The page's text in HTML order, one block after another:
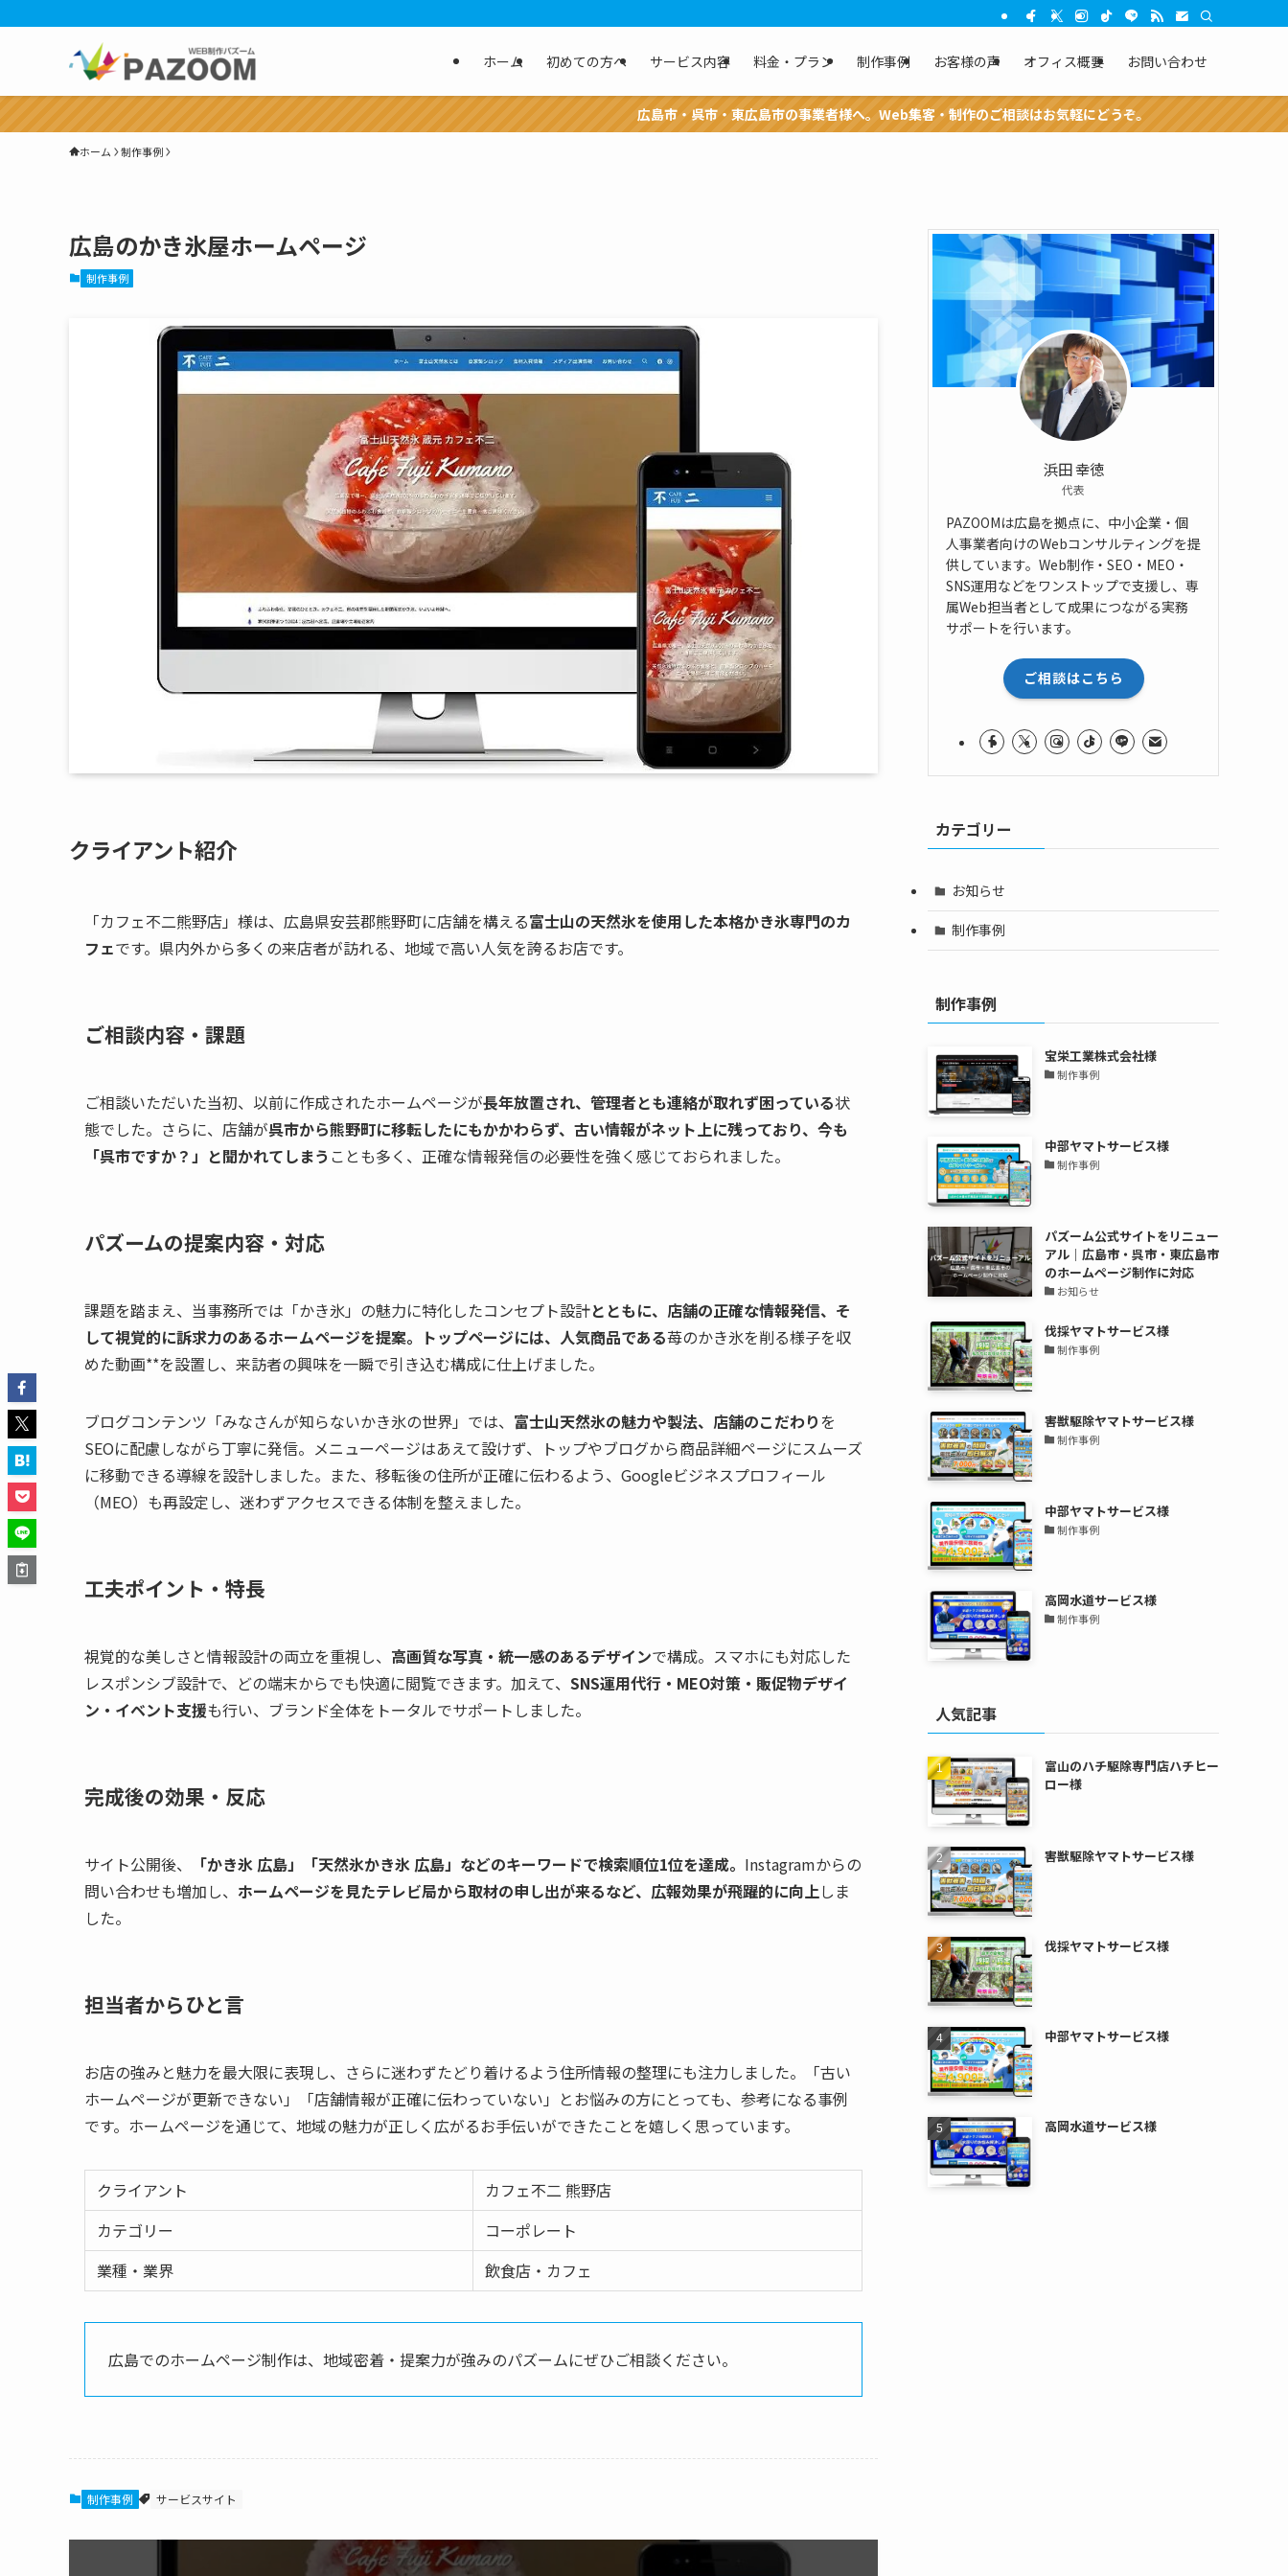
ホーム 初めての方へ サービス内容 料金・プラン 制作事例 お客様の声 オフィス概要 お問い合わせ
広島市・呉市・東広島市の事業者様へ。Web集客・制作のご相談はお気軽にどうぞ。
ホーム 制作事例
広島のかき氷屋ホームページ
制作事例
クライアント紹介
「カフェ不二熊野店」様は、広島県安芸郡熊野町に店舗を構える富士山の天然氷を使用した本格かき氷専門のカ
フェです。県内外から多くの来店者が訪れる、地域で高い人気を誇るお店です。
ご相談内容・課題
ご相談いただいた当初、以前に作成されたホームページが長年放置され、管理者とも連絡が取れず困っている状
態でした。さらに、店舗が呉市から熊野町に移転したにもかかわらず、古い情報がネット上に残っており、今も
「呉市ですか？」と聞かれてしまう ことも多く、正確な情報発信の必要性を強く感じておられました。
パズームの提案内容・対応
課題を踏まえ、当事務所では「かき氷」の魅力に特化したコンセプト設計とともに、店舗の正確な情報発信、そ
して視覚的に訴求力のあるホームページを提案。トップページには、人気商品である苺のかき氷を削る様子を収
めた動画**を設置し、来訪者の興味を一瞬で引き込む構成に仕上げました。
ブログコンテンツ「みなさんが知らないかき氷の世界」では、 富士山天然氷の魅力や製法、店舗のこだわりを
SEOに配慮しながら丁寧に発信。メニューページはあえて設けず、トップやブログから商品詳細ページにスムーズ
に移動できる導線を設計しました。また、移転後の住所が正確に伝わるよう、Googleビジネスプロフィール
（MEO）も再設定し、迷わずアクセスできる体制を整えました。
工夫ポイント・特長
視覚的な美しさと情報設計の両立を重視し、 高画質な写真・統一感のあるデザインで構成。スマホにも対応した
レスポンシブ設計で、どの端末からでも快適に閲覧できます。加えて、 SNS運用代行・MEO対策・販促物デザイ
ン・イベント支援も行い、ブランド全体をトータルでサポートしました。
完成後の効果・反応
サイト公開後、 「かき氷 広島」「天然氷かき氷 広島」などのキーワードで検索順位1位を達成。 Instagramからの
問い合わせも増加し、 ホームページを見たテレビ局から取材の申し出が来るなど、広報効果が飛躍的に向上しま
した。
担当者からひと言
お店の強みと魅力を最大限に表現し、さらに迷わずたどり着けるよう住所情報の整理にも注力しました。「古い
ホームページが更新できない」「店舗情報が正確に伝わっていない」とお悩みの方にとっても、参考になる事例
です。ホームページを通じて、地域の魅力が正しく広がるお手伝いができたことを嬉しく思っています。
クライアント
カフェ不二 熊野店
カテゴリー
コーポレート
業種・業界
飲食店・カフェ
広島でのホームページ制作は、地域密着・提案力が強みのパズームにぜひご相談ください。
制作事例 サービスサイト
浜田 幸徳
代表
PAZOOMは広島を拠点に、中小企業・個
人事業者向けのWebコンサルティングを提
供しています。Web制作・SEO・MEO・
SNS運用などをワンストップで支援し、専
属Web担当者として成果につながる実務
サポートを行います。
ご相談はこちら
カテゴリー
お知らせ
制作事例
制作事例
宝栄工業株式会社様
制作事例
中部ヤマトサービス様
制作事例
パズーム公式サイトをリニュー
アル｜広島市・呉市・東広島市
のホームページ制作に対応
お知らせ
伐採ヤマトサービス様
制作事例
害獣駆除ヤマトサービス様
制作事例
中部ヤマトサービス様
制作事例
高岡水道サービス様
制作事例
人気記事
富山のハチ駆除専門店ハチヒー
ロー様
害獣駆除ヤマトサービス様
伐採ヤマトサービス様
中部ヤマトサービス様
高岡水道サービス様